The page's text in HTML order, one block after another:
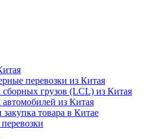
перевозки из Китая
сборных грузов (LCL) из Китая
автомобилей из Китая
товара в Китае